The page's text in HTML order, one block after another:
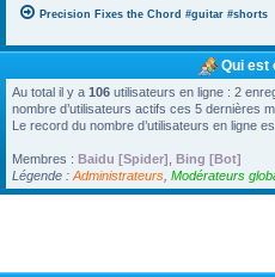
Precision Fixes the Chord #guitar #shorts
Qui est
Au total il y a 106 utilisateurs en ligne : 2
nombre d’utilisateurs actifs ces 5 dernières
Le record du nombre d’utilisateurs en ligne
Membres : Baidu [Spider] Bing [Bot]
Légende : Administrateurs Modérateurs